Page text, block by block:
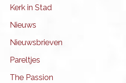
Kerk in Stad
Nieuws
Nieuwsbrieven
Pareltjes
The Passion